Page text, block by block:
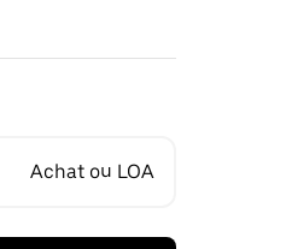
Achat ou LOA